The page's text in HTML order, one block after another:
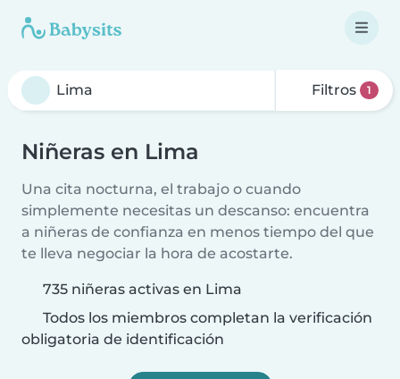
Filtros 1
Niñeras en Lima
Una cita nocturna, el trabajo o cuando
simplemente necesitas un descanso: encuentra
a niñeras de confianza en menos tiempo del que
te lleva negociar la hora de acostarte.
735 niñeras activas en Lima
Todos los miembros completan la verificación
obligatoria de identificación